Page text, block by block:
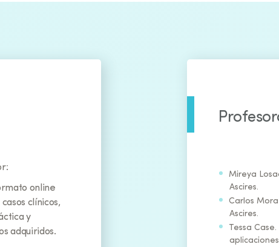
online
clínicos,
y
adquiridos.
Mireya
Ascires.
Carlos
Ascires.
Tessa